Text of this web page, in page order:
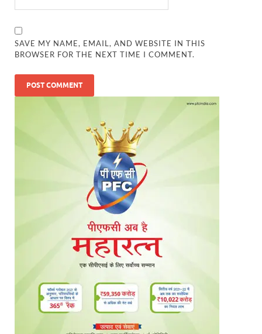
SAVE MY NAME, EMAIL, AND WEBSITE IN THIS
BROWSER FOR THE NEXT TIME I COMMENT.